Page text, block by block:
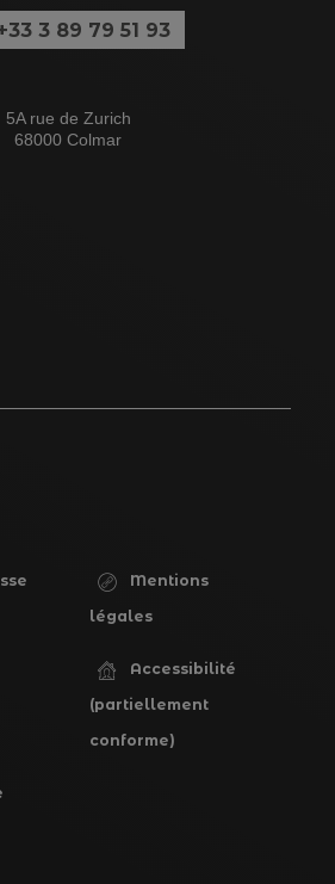
3 89 79 51 93
5A rue de Zurich
68000 Colmar
Mentions
légales
Accessibilité
(partiellement
conforme)